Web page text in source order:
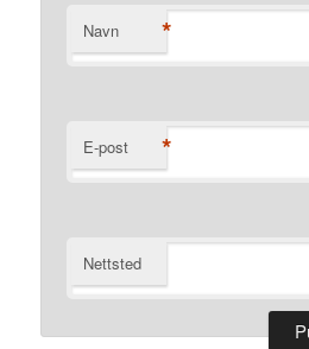
Navn *
E-post *
Nettsted